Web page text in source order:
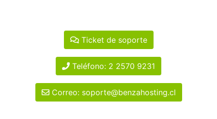
Ticket de soporte
Teléfono: 2 2570 9231
Correo: soporte@benzahosting.cl